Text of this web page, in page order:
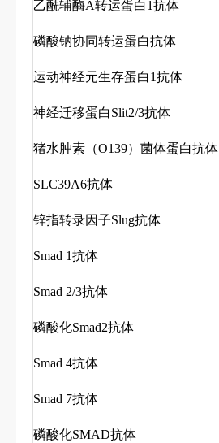
乙酰辅酶A转运蛋白1抗体
磷酸钠协同转运蛋白抗体
运动神经元生存蛋白1抗体
神经迁移蛋白Slit2/3抗体
猪水肿素（O139）菌体蛋白抗体
SLC39A6抗体
锌指转录因子Slug抗体
Smad 1抗体
Smad 2/3抗体
磷酸化Smad2抗体
Smad 4抗体
Smad 7抗体
磷酸化SMAD抗体